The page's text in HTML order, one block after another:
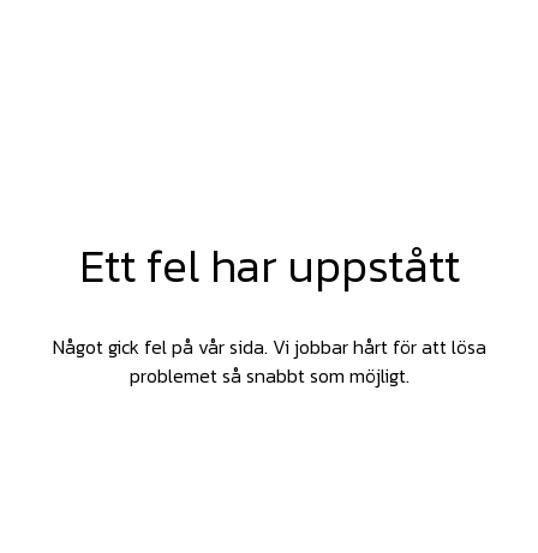
Ett fel har uppstått
Något gick fel på vår sida. Vi jobbar hårt för att lösa
problemet så snabbt som möjligt.